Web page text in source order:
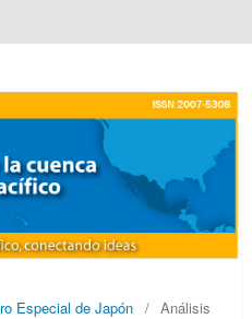
Especial de Japón / Análisis